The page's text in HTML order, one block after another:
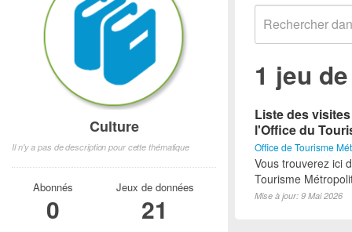
1 jeu
Liste des
l'Office du
Office de Tourisme
Vous trouverez ici
Tourisme
Mise à jour: 9 Mai 2026
Culture
Il n'y a pas de description pour cette thématique
Abonnés
0
Jeux de données
21